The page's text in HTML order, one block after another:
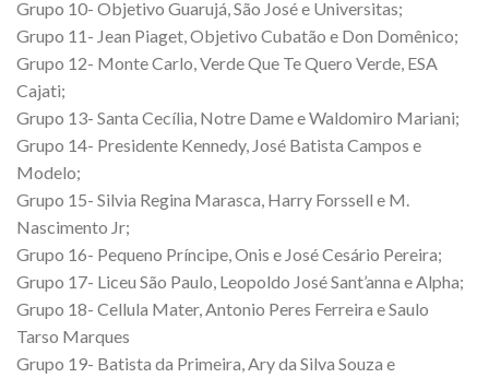
Grupo 10- Objetivo Guarujá, São José e Universitas;
Grupo 11- Jean Piaget, Objetivo Cubatão e Don Domênico;
Grupo 12- Monte Carlo, Verde Que Te Quero Verde, ESA
Cajati;
Grupo 13- Santa Cecília, Notre Dame e Waldomiro Mariani;
Grupo 14- Presidente Kennedy, José Batista Campos e
Modelo;
Grupo 15- Silvia Regina Marasca, Harry Forssell e M.
Nascimento Jr;
Grupo 16- Pequeno Príncipe, Onis e José Cesário Pereira;
Grupo 17- Liceu São Paulo, Leopoldo José Sant’anna e Alpha;
Grupo 18- Cellula Mater, Antonio Peres Ferreira e Saulo
Tarso Marques
Grupo 19- Batista da Primeira, Ary da Silva Souza e